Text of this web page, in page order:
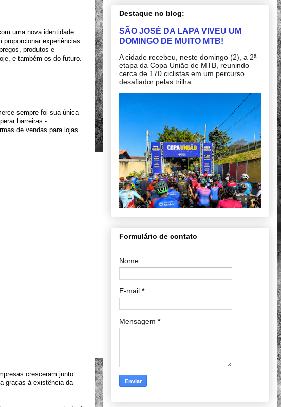
uma nova identidade
experiências
produtos e
e também os do futuro.
sempre foi sua única
barreiras -
de vendas para lojas
cresceram junto
graças à existência da
Destaque no blog:
SÃO JOSÉ DA LAPA VIVEU UM
DOMINGO DE MUITO MTB!
A cidade recebeu, neste domingo (2), a 2ª
etapa da Copa União de MTB, reunindo
cerca de 170 ciclistas em um percurso
desafiador pelas trilha...
Formulário de contato
Nome
E-mail *
Mensagem *